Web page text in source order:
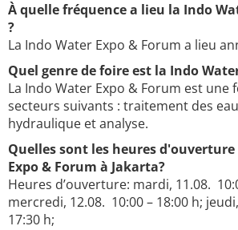
À quelle fréquence a lieu la Indo
?
La Indo Water Expo & Forum a lieu
Quel genre de foire est la Indo
La Indo Water Expo & Forum est une
secteurs suivants : traitement des
hydraulique et analyse.
Quelles sont les heures
Expo & Forum à Jakarta?
Heures d’ouverture: mardi, 11.08.
mercredi, 12.08. 10:00 – 18:00 h;
17:30 h;